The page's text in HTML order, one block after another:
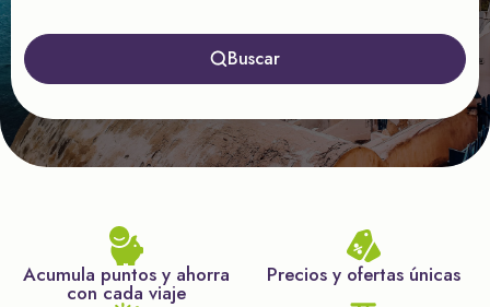
Buscar
Acumula puntos y ahorra
con cada viaje
Precios y ofertas únicas